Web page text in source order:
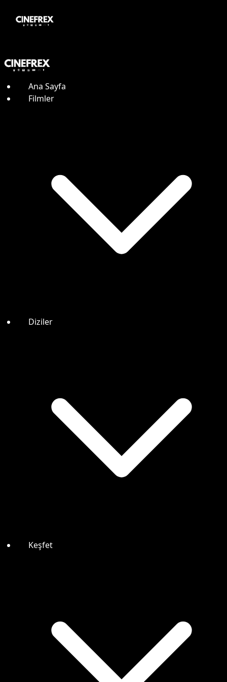
Ana Sayfa
Filmler
Diziler
Keşfet